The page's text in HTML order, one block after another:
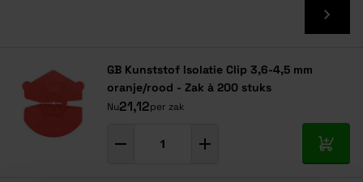
GB Kunststof Isolatie Clip 3,6-4,5 mm
oranje/rood - Zak à 200 stuks
Nu21,12per zak
In